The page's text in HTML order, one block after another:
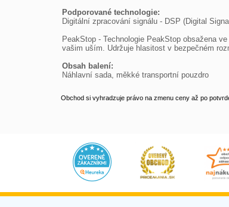
Podporované technologie:
Digitální zpracování signálu - DSP (Digital
PeakStop - Technologie PeakStop obsažena
vašim uším. Udržuje hlasitost v bezpečném
Obsah balení:
Náhlavní sada, měkké transportní pouzdro
Obchod si vyhradzuje právo na zmenu ceny až po